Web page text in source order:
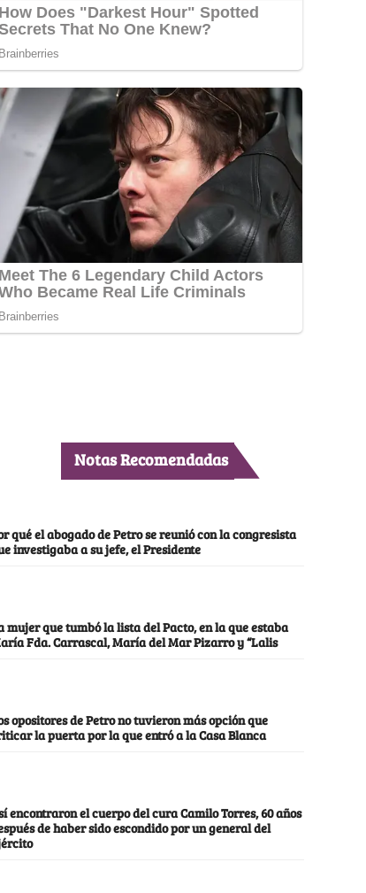
Notas Recomendadas
qué el abogado de Petro se reunió con la congresista
investigaba a su jefe, el Presidente
mujer que tumbó la lista del Pacto, en la que estaba
Fda. Carrascal, María del Mar Pizarro y “Lalis
opositores de Petro no tuvieron más opción que
la puerta por la que entró a la Casa Blanca
encontraron el cuerpo del cura Camilo Torres, 60 años
de haber sido escondido por un general del